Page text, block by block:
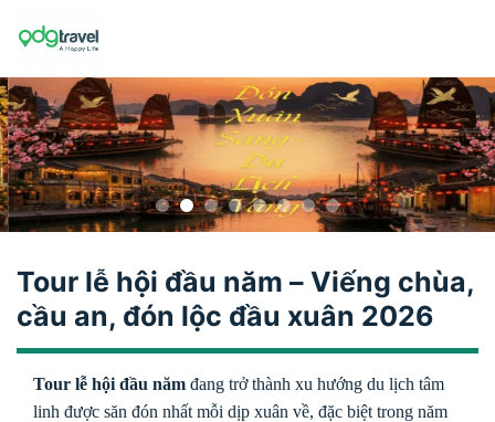
Tour lễ hội đầu năm – Viếng chùa,
cầu an, đón lộc đầu xuân 2026
Tour lễ hội đầu năm đang trở thành xu hướng du lịch tâm
linh được săn đón nhất mỗi dịp xuân về, đặc biệt trong năm